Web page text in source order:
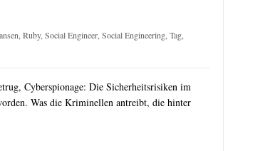
,Ruby,Social Engineer,Social Engineering,Tag,
Cyberspionage: Die Sicherheitsrisiken im
Was die Kriminellen antreibt, die hinter